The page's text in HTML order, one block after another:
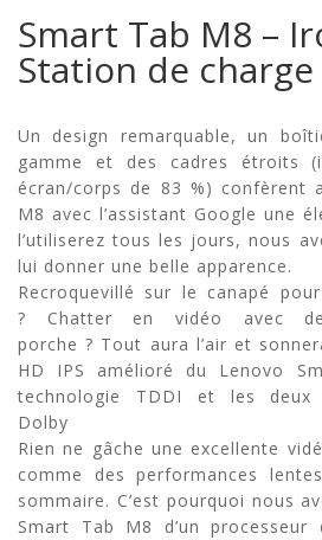
Station
de
charge
LENOVO
Smart Tab M8 –
Station de charge
Un design remarquable, un
gamme et des cadres étroits
écran/corps de 83 %) confèrent
M8 avec l’assistant Google une
l’utiliserez tous les jours, nous
lui donner une belle apparence.
Recroquevillé sur le canapé
? Chatter en vidéo avec
porche ? Tout aura l’air et
HD IPS amélioré du Lenovo
technologie TDDI et les deux
Dolby
Rien ne gâche une excellente
comme des performances
sommaire. C’est pourquoi nous
Smart Tab M8 d’un